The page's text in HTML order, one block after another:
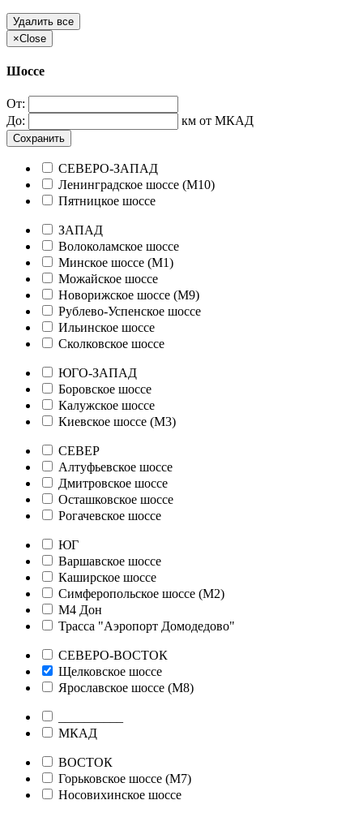
Удалить все
×Close
Шоссе
От:
До:
км от МКАД
Сохранить
СЕВЕРО-ЗАПАД
Ленинградское шоссе (М10)
Пятницкое шоссе
ЗАПАД
Волоколамское шоссе
Минское шоссе (М1)
Можайское шоссе
Новорижское шоссе (М9)
Рублево-Успенское шоссе
Ильинское шоссе
Сколковское шоссе
ЮГО-ЗАПАД
Боровское шоссе
Калужское шоссе
Киевское шоссе (М3)
СЕВЕР
Алтуфьевское шоссе
Дмитровское шоссе
Осташковское шоссе
Рогачевское шоссе
ЮГ
Варшавское шоссе
Каширское шоссе
Симферопольское шоссе (М2)
М4 Дон
Трасса "Аэропорт Домодедово"
СЕВЕРО-ВОСТОК
Щелковское шоссе
Ярославское шоссе (М8)
МКАД
ВОСТОК
Горьковское шоссе (М7)
Носовихинское шоссе